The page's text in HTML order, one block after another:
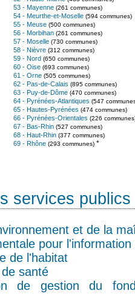
53 - Mayenne (261 communes)
54 - Meurthe-et-Moselle (594 communes)
55 - Meuse (500 communes)
56 - Morbihan (261 communes)
57 - Moselle (730 communes)
58 - Nièvre (312 communes)
59 - Nord (650 communes)
60 - Oise (693 communes)
61 - Orne (505 communes)
62 - Pas-de-Calais (895 communes)
63 - Puy-de-Dôme (470 communes)
64 - Pyrénées-Atlantiques (547
65 - Hautes-Pyrénées (474 communes)
66 - Pyrénées-Orientales (226
67 - Bas-Rhin (527 communes)
68 - Haut-Rhin (377 communes)
69 - Rhône (293 communes) *
services publics
et de la
pour
de l'habitat
santé
de gestion du